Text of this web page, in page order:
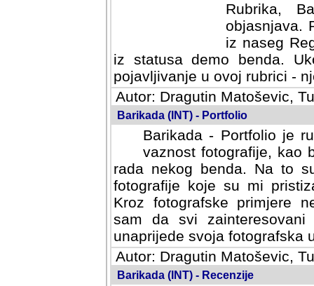
Rubrika,
objasnjava.
iz naseg
iz statusa demo benda.
pojavljivanje u ovoj rubrici -
Autor: Dragutin Matoševic,
Barikada (INT) - Portfolio
Barikada - Portfolio je
vaznost fotografije, kao
rada nekog benda. Na to
fotografije koje su mi
fotografske primjere
svi zainteresovani
svoja fotografska umijeca.
Autor: Dragutin Matoševic,
Barikada (INT) - Recenzije